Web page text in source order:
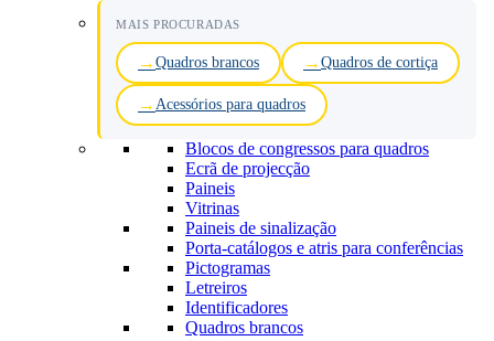
MAIS PROCURADAS
Quadros brancos Quadros de cortiça
Acessórios para quadros
Blocos de congressos para quadros
Ecrã de projecção
Paineis
Vitrinas
Paineis de sinalização
Porta-catálogos e atris para conferências
Pictogramas
Letreiros
Identificadores
Quadros brancos